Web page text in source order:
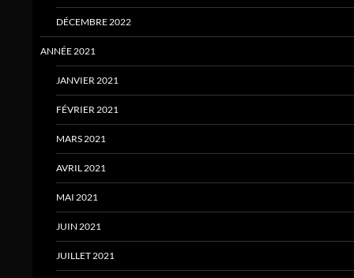
DÉCEMBRE 2022
ANNÉE 2021
JANVIER 2021
FÉVRIER 2021
MARS 2021
AVRIL 2021
MAI 2021
JUIN 2021
JUILLET 2021